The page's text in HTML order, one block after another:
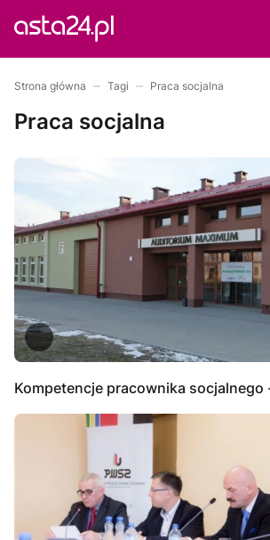
Strona główna Tagi Praca socjalna
Praca socjalna
Kompetencje pracownika socjalnego